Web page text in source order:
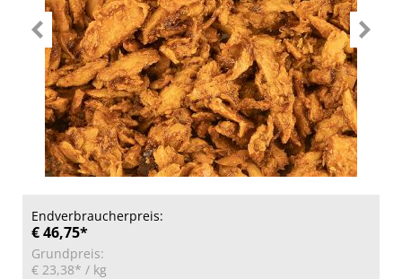
Endverbraucherpreis:
€ 46,75*
Grundpreis:
€ 23,38* / kg